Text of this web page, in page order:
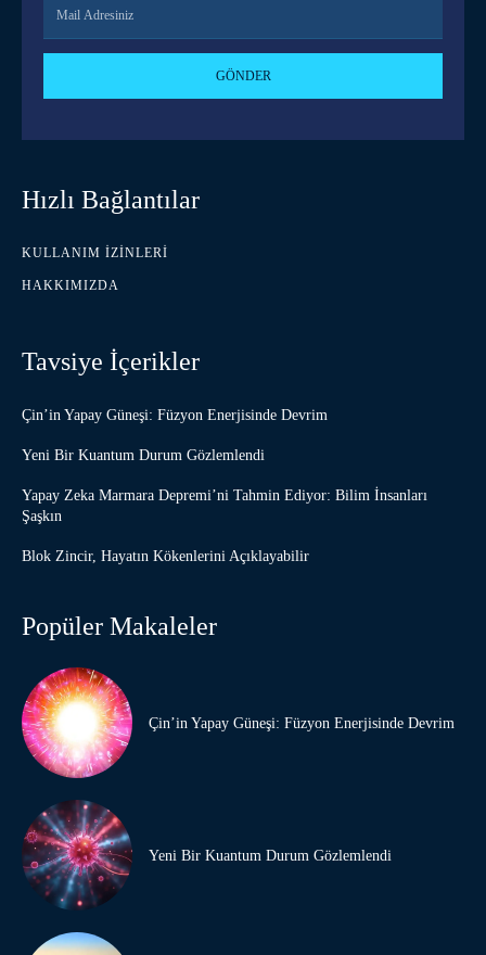
GÖNDER
Hızlı Bağlantılar
KULLANIM İZINLERI
HAKKIMIZDA
Tavsiye İçerikler
Çin’in Yapay Güneşi: Füzyon Enerjisinde Devrim
Yeni Bir Kuantum Durum Gözlemlendi
Yapay Zeka Marmara Depremi’ni Tahmin Ediyor: Bilim İnsanları
Şaşkın
Blok Zincir, Hayatın Kökenlerini Açıklayabilir
Popüler Makaleler
Çin’in Yapay Güneşi: Füzyon Enerjisinde Devrim
Yeni Bir Kuantum Durum Gözlemlendi